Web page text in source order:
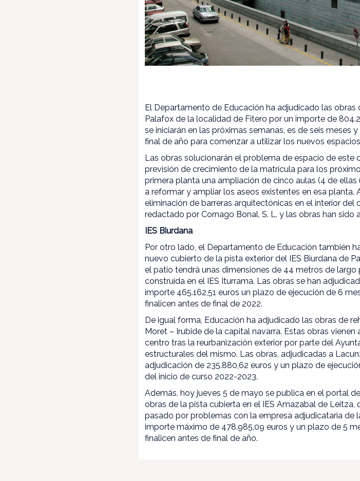
El Departamento de Educación ha adjudicado las
Palafox de la localidad de Fitero por un importe de
se iniciarán en las próximas semanas, es de seis
final de año para comenzar a utilizar los nuevos
Las obras solucionarán el problema de espacio de
previsión de crecimiento de la matrícula para los
primera planta una ampliación de cinco aulas (4 de
a reformar y ampliar los aseos existentes en esa planta.
eliminación de barreras arquitectónicas en el interior
redactado por Cornago Bonal, S. L. y las obras han sido
IES Biurdana
Por otro lado, el Departamento de Educación también
nuevo cubierto de la pista exterior del IES Biurdana de
el patio tendrá unas dimensiones de 44 metros de
construida en el IES Iturrama. Las obras se han
importe 465.162,51 euros un plazo de ejecución de 6
finalicen antes de final de 2022.
De igual forma, Educación ha adjudicado las obras de
Moret – Irubide de la capital navarra. Estas obras
centro tras la reurbanización exterior por parte del
estructurales del mismo. Las obras, adjudicadas a
adjudicación de 235.880,62 euros y un plazo de
del inicio de curso 2022-2023.
Además, hoy jueves 5 de mayo se publica en el portal
obras de la pista cubierta en el IES Amazabal de
pasado por problemas con la empresa adjudicataria de
importe máximo de 478.985,09 euros y un plazo de 5
finalicen antes de final de año.